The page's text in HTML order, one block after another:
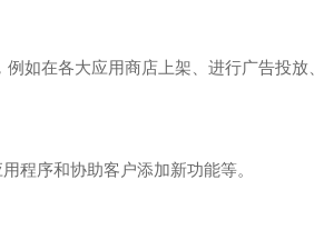
在各大应用商店上架、进行广告投放、
序和协助客户添加新功能等。